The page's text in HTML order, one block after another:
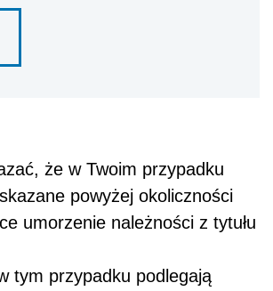
że w Twoim przypadku
powyżej okoliczności
umorzenie należności z tytułu
tym przypadku podlegają